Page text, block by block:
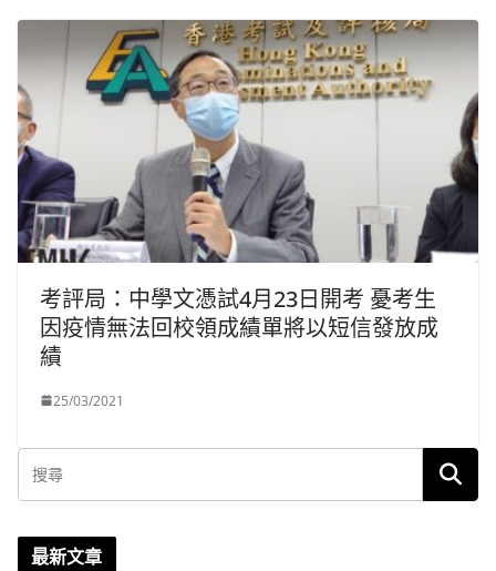
考評局：中學文憑試4月23日開考 憂考生
因疫情無法回校領成績單將以短信發放成
績
25/03/2021
最新文章